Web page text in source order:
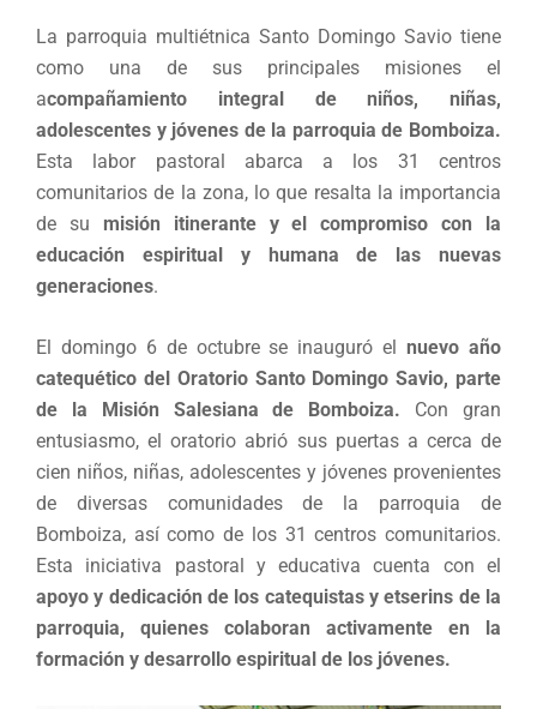
La parroquia multiétnica Santo Domingo Savio tiene
como una de sus principales misiones el
acompañamiento integral de niños, niñas,
adolescentes y jóvenes de la parroquia de Bomboiza.
Esta labor pastoral abarca a los 31 centros
comunitarios de la zona, lo que resalta la importancia
de su misión itinerante y el compromiso con la
educación espiritual y humana de las nuevas
generaciones.
El domingo 6 de octubre se inauguró elnuevo año
catequético del Oratorio Santo Domingo Savio, parte
de la Misión Salesiana de Bomboiza. Con gran
entusiasmo, el oratorio abrió sus puertas a cerca de
cien niños, niñas, adolescentes y jóvenes provenientes
de diversas comunidades de la parroquia de
Bomboiza, así como de los 31 centros comunitarios.
Esta iniciativa pastoral y educativa cuenta con el
apoyo y dedicación de los catequistas y etserins de la
parroquia, quienes colaboran activamente en la
formación y desarrollo espiritual de los jóvenes.